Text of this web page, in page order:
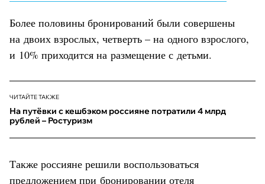
Более половины бронирований были совершены
на двоих взрослых, четверть – на одного взрослого,
и 10% приходится на размещение с детьми.
ЧИТАЙТЕ ТАКЖЕ
На путёвки с кешбэком россияне потратили 4 млрд
рублей – Ростуризм
Также россияне решили воспользоваться
предложением при бронировании отеля